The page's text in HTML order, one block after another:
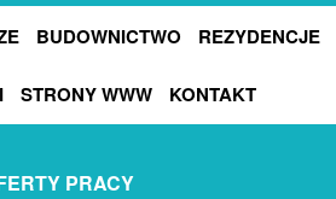
BUDOWNICTWO REZYDENCJE
STRONY WWW KONTAKT
PRACY